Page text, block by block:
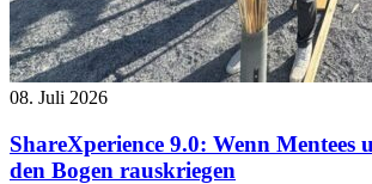
08. Juli 2026
ShareXperience 9.0: Wenn Mentees
den Bogen rauskriegen